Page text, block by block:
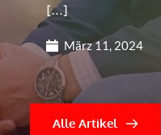
[…]
März 11, 2024
Alle Artikel